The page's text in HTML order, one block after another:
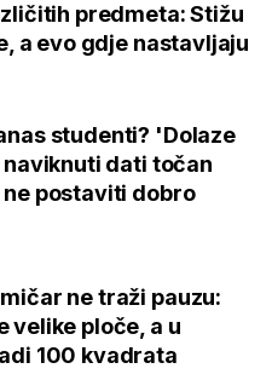
predmeta: Stižu
a evo gdje nastavljaju
studenti? 'Dolaze
dati točan
ne postaviti dobro
ne traži pauzu:
velike ploče, a u
100 kvadrata